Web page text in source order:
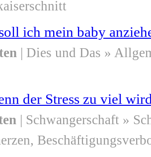
ich mein baby
| Dies und Das »
der Stress zu viel
| Schwangerschaft »